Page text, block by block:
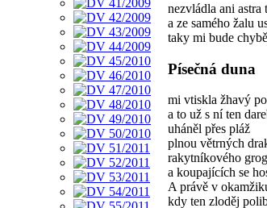
nezvládla ani astra
a ze samého žalu
taky mi bude
Písečná duna
mi vtiskla žhavý
a to už s ní ten
uháněl přes pláž
plnou větrných
rakytníkového
a koupajících se
A právě v
kdy ten zloděj